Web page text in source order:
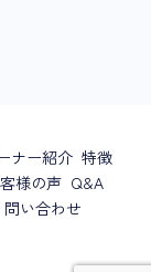
ナー紹介 特徴
様の声 Q&A
問い合わせ